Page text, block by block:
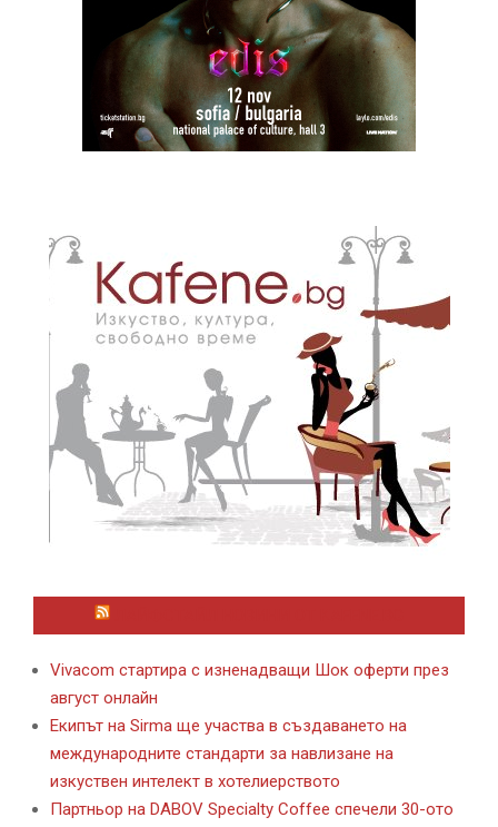
Vivacom стартира с изненадващи Шок оферти през
август онлайн
Екипът на Sirma ще участва в създаването на
международните стандарти за навлизане на
изкуствен интелект в хотелиерството
Партньор на DABOV Specialty Coffee спечели 30-ото